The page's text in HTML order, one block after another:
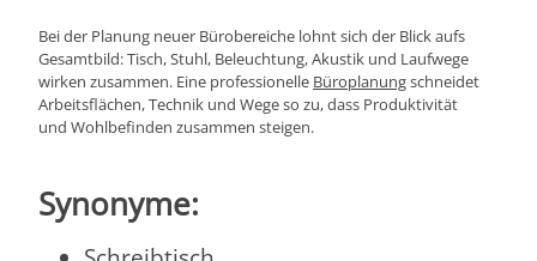
Bei der Planung neuer Bürobereiche lohnt sich der Blick aufs
Gesamtbild: Tisch, Stuhl, Beleuchtung, Akustik und Laufwege
wirken zusammen. Eine professionelle Büroplanungschneidet
Arbeitsflächen, Technik und Wege so zu, dass Produktivität
und Wohlbefinden zusammen steigen.
Synonyme: